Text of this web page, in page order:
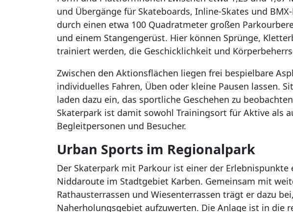
und Übergänge für Skateboards, Inline-Skates und
durch einen etwa 100 Quadratmeter großen
und einem Stangengerüst. Hier können Sprünge,
trainiert werden, die Geschicklichkeit und
Zwischen den Aktionsflächen liegen frei bespielbare
individuelles Fahren, Üben oder kleine Pausen lassen.
laden dazu ein, das sportliche Geschehen zu
Skaterpark ist damit sowohl Trainingsort für Aktive als
Begleitpersonen und Besucher.
Urban Sports im Regionalpark
Der Skaterpark mit Parkour ist einer der Erlebnispunkte
Niddaroute im Stadtgebiet Karben. Gemeinsam mit
Rathausterrassen und Wiesenterrassen trägt er dazu
Naherholungsgebiet aufzuwerten. Die Anlage ist in die